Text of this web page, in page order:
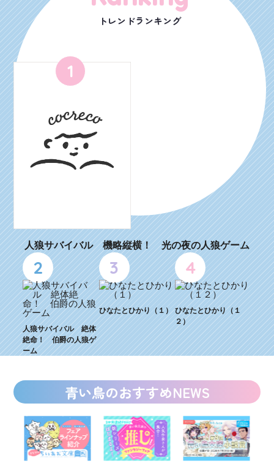
トレンドランキング
1
人狼サバイバル 機略縦横！ 光の夜の人狼ゲーム
2
人狼サバイバル 絶体
絶命！ 伯爵の人狼ゲ
ーム
3
ひなたとひかり（１）
4
ひなたとひかり（１
２）
青い鳥のおすすめNEWS